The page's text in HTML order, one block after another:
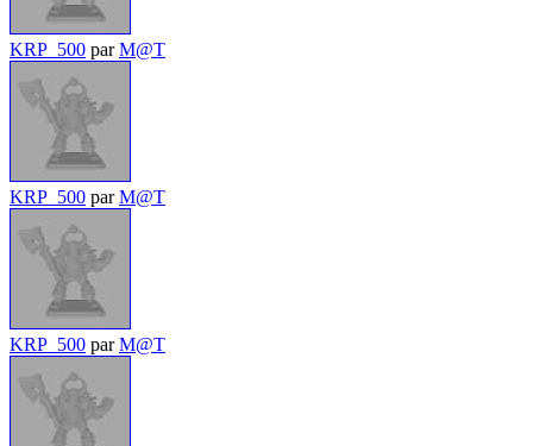
KRP_500 parM@T
KRP_500 parM@T
KRP_500 parM@T